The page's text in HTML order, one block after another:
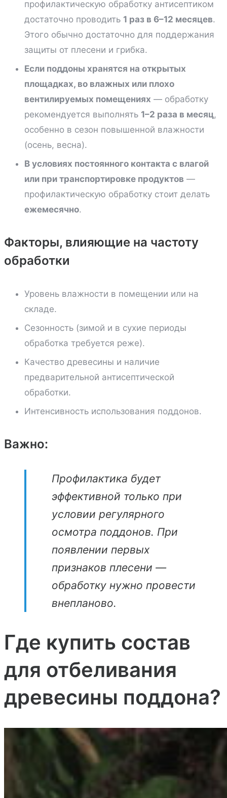
профилактическую обработку антисептиком
достаточно проводить 1 раз в 6–12 месяцев.
Этого обычно достаточно для поддержания
защиты от плесени и грибка.
Если поддоны хранятся на открытых
площадках, во влажных или плохо
вентилируемых помещениях — обработку
рекомендуется выполнять 1–2 раза в месяц,
особенно в сезон повышенной влажности
(осень, весна).
В условиях постоянного контакта с влагой
или при транспортировке продуктов —
профилактическую обработку стоит делать
ежемесячно.
Факторы, влияющие на частоту
обработки
Уровень влажности в помещении или на
складе.
Сезонность (зимой и в сухие периоды
обработка требуется реже).
Качество древесины и наличие
предварительной антисептической
обработки.
Интенсивность использования поддонов.
Важно:
Профилактика будет
эффективной только при
условии регулярного
осмотра поддонов. При
появлении первых
признаков плесени —
обработку нужно провести
внепланово.
Где купить состав
для отбеливания
древесины поддона?